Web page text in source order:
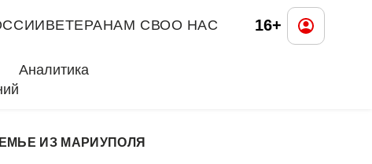
ВЕТЕРАНАМ СВОО НАС 16+
Аналитика
ИЗ МАРИУПОЛЯ